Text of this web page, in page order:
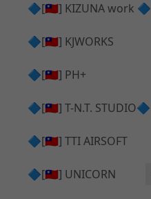
G17 GEN.3 原廠零件
AR ⧸ M4 GBB 升級套件
🔷[🇹🇼] KIZUNA work 🔷
🔷[🇹🇼] KJWORKS
🔷[🇹🇼] PH+
🔷[🇹🇼] T-N.T. STUDIO🔷
🔷[🇹🇼] TTI AIRSOFT
🔷[🇹🇼] UNICORN